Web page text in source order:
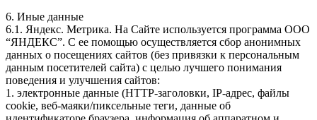
6. Иные данные
6.1. Яндекс. Метрика. На Сайте используется программа ООО
“ЯНДЕКС”. С ее помощью осуществляется сбор анонимных
данных о посещениях сайтов (без привязки к персональным
данным посетителей сайта) с целью лучшего понимания
поведения и улучшения сайтов:
1. электронные данные (HTTP-заголовки, IP-адрес, файлы
cookie, веб-маяки/пиксельные теги, данные об